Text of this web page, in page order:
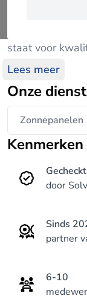
Zonnepanelen
staat voor
projecten tot
zonnepaneel
Zonnepanelen
een week
door
dak geplaatst.
een VCA
huidige normen
Lees meer
Onze
Zonnepanelen
Kenmerken
Gecheckt
door
Sinds
partner
6-10